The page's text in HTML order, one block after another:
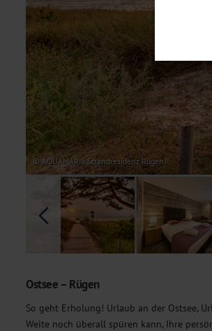
© AQUAMARIS Strandresidenz Rügen
Ostsee – Rügen
So geht Erholung! Urlaub an der Ostsee,
Weite noch überall spüren kann, Ihre
Diese
Um
dieser
unsere
Diese